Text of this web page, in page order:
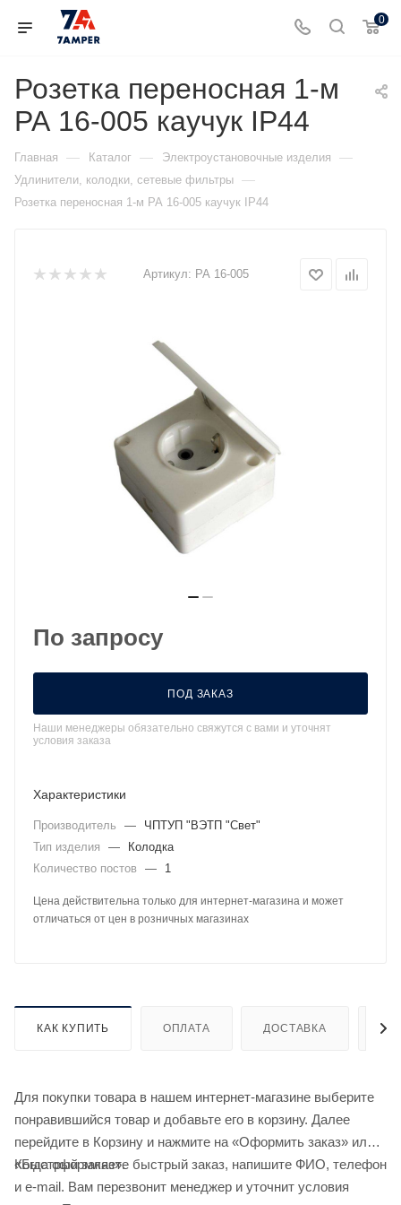
0
Розетка переносная 1-м
РА 16-005 каучук IP44
Главная — Каталог — Электроустановочные изделия —
Удлинители, колодки, сетевые фильтры —
Розетка переносная 1-м РА 16-005 каучук IP44
Артикул: РА 16-005
По запросу
ПОД ЗАКАЗ
Наши менеджеры обязательно свяжутся с вами и уточнят
условия заказа
Характеристики
Производитель —
ЧПТУП "ВЭТП "Свет"
Тип изделия
—
Колодка
Количество постов
— 1
Цена действительна только для интернет-магазина и может
отличаться от цен в розничных магазинах
КАК КУПИТЬ ОПЛАТА ДОСТАВКА
Для покупки товара в нашем интернет-магазине выберите
понравившийся товар и добавьте его в корзину. Далее
перейдите в Корзину и нажмите на «Оформить заказ» или
«Быстрый заказ».
Когда оформляете быстрый заказ, напишите ФИО, телефон
и e-mail. Вам перезвонит менеджер и уточнит условия